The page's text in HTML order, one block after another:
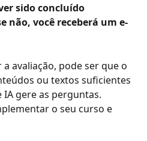
sido concluído
não, você receberá um e-
avaliação, pode ser que o
ou textos suficientes
gere as perguntas.
o seu curso e